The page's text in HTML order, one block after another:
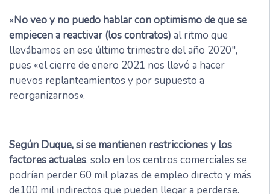
«No veo y no puedo hablar con optimismo de que se
empiecen a reactivar (los contratos) al ritmo que
llevábamos en ese último trimestre del año 2020″,
pues «el cierre de enero 2021 nos llevó a hacer
nuevos replanteamientos y por supuesto a
reorganizarnos».
Según Duque, si se mantienen restricciones y los
factores actuales, solo en los centros comerciales se
podrían perder 60 mil plazas de empleo directo y más
de100 mil indirectos que pueden llegar a perderse.